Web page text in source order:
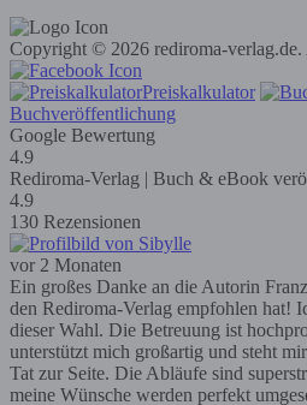
Copyright © 2026 rediroma-verlag.de.
Preiskalkulator
Buchveröffentlichung
Google Bewertung
4.9
Rediroma-Verlag | Buch & eBook
4.9
130 Rezensionen
vor 2 Monaten
Ein großes Danke an die Autorin
den Rediroma-Verlag empfohlen hat!
dieser Wahl. Die Betreuung ist
unterstützt mich großartig und steht
Tat zur Seite. Die Abläufe sind
meine Wünsche werden perfekt